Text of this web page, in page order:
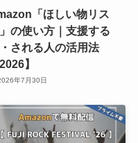
「ほしい物リス
」の使い方｜支援する
される人の活用法
2026】
年7月30日